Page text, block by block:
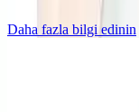
Daha fazla bilgi edinin